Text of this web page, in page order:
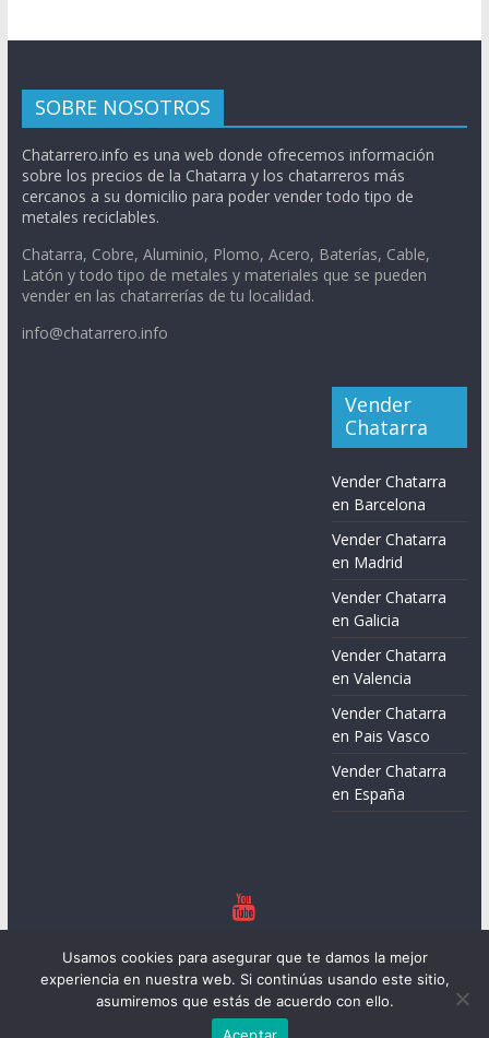
SOBRE NOSOTROS
Chatarrero.info es una web donde ofrecemos información
sobre los precios de la Chatarra y los chatarreros más
cercanos a su domicilio para poder vender todo tipo de
metales reciclables.
Chatarra, Cobre, Aluminio, Plomo, Acero, Baterías, Cable,
Latón y todo tipo de metales y materiales que se pueden
vender en las chatarrerías de tu localidad.
info@chatarrero.info
Vender
Chatarra
Vender Chatarra
en Barcelona
Vender Chatarra
en Madrid
Vender Chatarra
en Galicia
Vender Chatarra
en Valencia
Vender Chatarra
en Pais Vasco
Vender Chatarra
en España
derechos reservados.
Tema:ColorMagpor ThemeGrill. Funciona conWordPress
Usamos cookies para asegurar que te damos la mejor
experiencia en nuestra web. Si continúas usando este sitio,
asumiremos que estás de acuerdo con ello.
Aceptar